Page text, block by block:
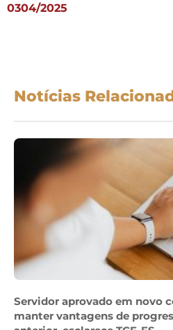
0304/2025
Notícias
Servidor aprovado em novo
manter vantagens de